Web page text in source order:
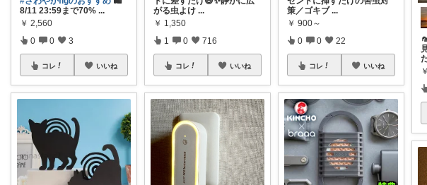
8/11 23:59まで70% ...
￥ 2,560
0 0 3
コレ いいね
がる虫よけ ...
￥ 1,350
1 0 716
コレ いいね
策／ゴキブ ...
￥ 900～
0 0 22
コレ いいね
￥